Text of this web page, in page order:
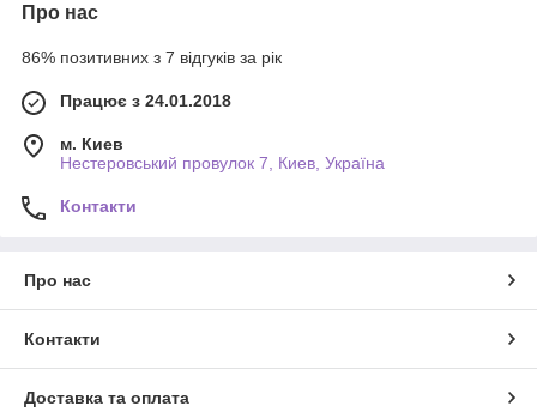
Про нас
86% позитивних з 7 відгуків за рік
Працює з 24.01.2018
м. Киев
Нестеровський провулок 7, Киев, Україна
Контакти
Про нас
Контакти
Доставка та оплата